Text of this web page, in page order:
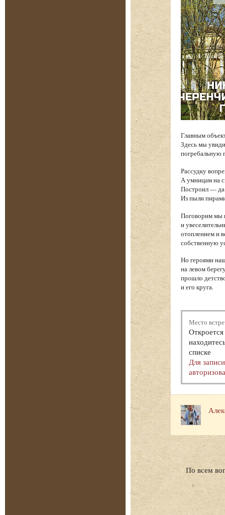
Главным
Здесь мы
погребальную
Рассудку
А умницам на
Построил — да
Из пыли
Поговорим мы
и
отоплением и
собственную
Но героями
на левом
прошло
и его круга.
Место
списке
Для
По всем